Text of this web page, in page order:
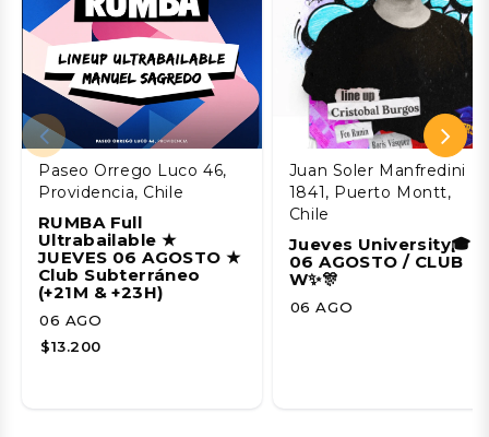
Paseo Orrego Luco 46,
Providencia, Chile
RUMBA Full
Ultrabailable ★
JUEVES 06 AGOSTO ★
Club Subterráneo
(+21M & +23H)
06 AGO
$13.200
Juan Soler Manfredini
1841, Puerto Montt,
Chile
Jueves University🎓
06 AGOSTO / CLUB
W✨🎊
06 AGO